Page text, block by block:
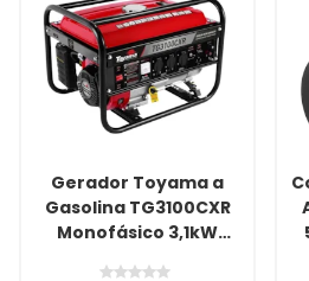
Gerador Toyama a
Gasolina TG3100CXR
Monofásico 3,1kW